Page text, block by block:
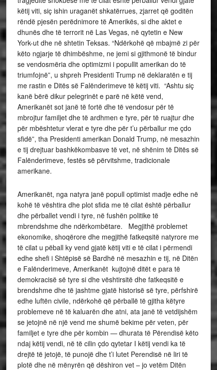
këtij viti, siç ishin uraganët shkatërrues, zjarret që goditën
rëndë pjesën perëdnimore të Amerikës, si dhe aktet e
dhunës dhe të terrorit në Las Vegas, në qytetin e New
York-ut dhe në shtetin Teksas. “Ndërkohë që mbajmë zi për
këto ngjarje të dhimbëshme, ne jemi si gjithmonë të bindur
se vendosmëria dhe optimizmi i popullit amerikan do të
triumfojnë”, u shpreh Presidenti Trump në deklaratën e tij
me rastin e Ditës së Falënderimeve të këtij viti. “Ashtu siç
kanë bërë dikur pelegrinët e parë në këtë vend,
Amerikanët sot janë të fortë dhe të vendosur për të
mbrojtur familjet dhe të ardhmen e tyre, për të ruajtur dhe
për mbështetur vlerat e tyre dhe për t’u përballur me çdo
sfidë”, tha Presidenti amerikan Donald Trump, në mesazhin
e tij drejtuar bashkëkombasve të vet, në shënim të Ditës së
Falënderimeve, festës së përvitshme, tradicionale
amerikane.
Amerikanët, nga natyra janë popull optimist madje edhe në
kohë të vështira dhe plot sfida me të cilat është përballur
dhe përballet vendi i tyre, në fushën politike të
mbrendshme dhe ndërkombëtare. Megjithë problemet
ekonomike, shoqërore dhe megjithë fatkeqsitë natyrore me
të cilat u pëball ky vend gjatë këtij viti e të cilat i përmendi
edhe shefi i Shtëpisë së Bardhë në mesazhin e tij, në Ditën
e Falënderimeve, Amerikanët kujtojnë ditët e para të
demokracisë së tyre si dhe vështirsitë dhe fatkeqsitë e
brendshme dhe të jashtme gjatë historisë së tyre, përfshirë
edhe luftën civile, ndërkohë që përballë të gjitha këtyre
problemeve në të kaluarën dhe atni, ata janë të vetdijshëm
se jetojnë në një vend me shumë bekime për veten, për
familjet e tyre dhe për kombin — dhurata të Përendisë këto
ndaj këtij vendi, në të cilin çdo qytetar I këtij vendi ka të
drejtë të jetojë, të punojë dhe t’i lutet Perendisë në liri të
plotë dhe në mënyrën që dëshiron vet – jo vetëm Ditën